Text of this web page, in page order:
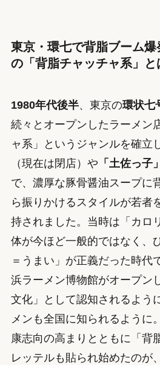
東京・環七で背脂ブーム
の「背脂チャッチャ系」と
1980年代後半、東京の環状七
続々とオープンしたラーメン
ャ系」というジャンルを確立
（現在は閉店）や 「土佐っ子」
で、濃厚な豚骨醤油スープに
ら振りかけるスタイルが若者
持されました。当時は「カロ
体が今ほど一般的ではなく、
＝うまい」が正義だった時代
浜ラーメン博物館がオープン
文化」として認知されるよう
メンも全国に知られるように
康志向の高まりとともに「背
レッテルも貼られ始めたのが